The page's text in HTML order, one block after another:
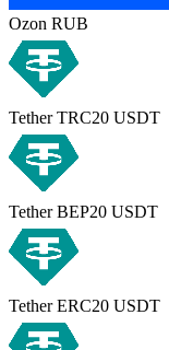
Ozon RUB
Tether TRC20 USDT
Tether BEP20 USDT
Tether ERC20 USDT